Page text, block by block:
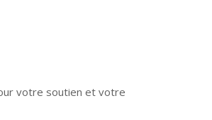
votre soutien et votre